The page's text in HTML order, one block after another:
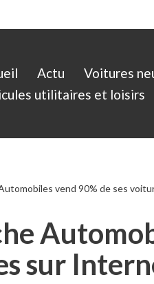
Actu Voitures
utilitaires et loisirs
vend 90% de ses
sur